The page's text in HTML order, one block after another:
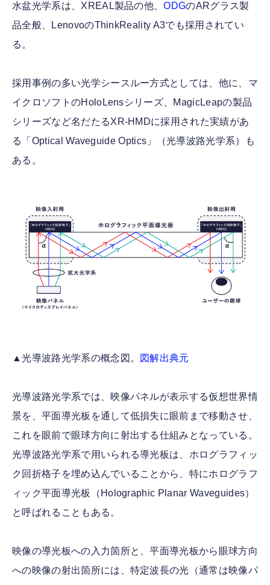
水盆光学系は、XREAL製品の他、ODGのARグラス製
品全般、LenovoのThinkReality A3でも採用されてい
る。
採用事例の多い光学シースルー方式としては、他に、マ
イクロソフトのHoloLensシリーズ、MagicLeapの製品
シリーズなど名だたるXR-HMDに採用された実績があ
る「Optical Waveguide Optics」（光導波路光学系）も
ある。
▲光導波路光学系の概念図。 図解出典元
光導波路光学系では、映像パネルが表示する仮想世界情
景を、平面導光板を通して低損失に眼前まで移動させ、
これを眼前で眼球方向に射出する仕組みとなっている。
光導波路光学系で用いられる導光板は、ホログラフィッ
ク回折格子を埋め込んでいることから、特にホログラフ
ィック平面導光板（Holographic Planar Waveguides）
と呼ばれることもある。
映像の導光板への入力箇所と、平面導光板から眼球方向
への映像の射出箇所には、特定波長の光（通常は映像パ